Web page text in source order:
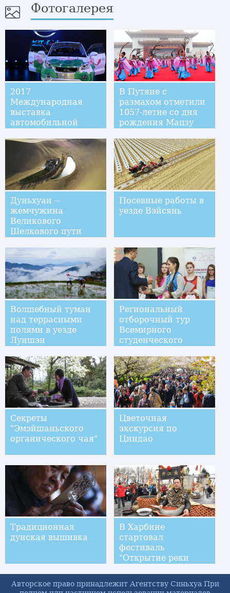
Фотогалерея
2017
Международная
выставка
автомобильной
В Путяне с
размахом отметили
1057-летие со дня
рождения Мацзу
Дуньхуан --
жемчужина
Великового
Шелкового пути
Посевные работы в
уезде Вэйсянь
Волшебный туман
над террасными
полями в уезде
Луншэн
Региональный
отборочный тур
Всемирного
студенческого
китайского языка" в
Санкт-Петербурге
Секреты
"Эмэйшаньского
органического чая"
Цветочная
экскурсия по
Циндао
Традиционная
дунская вышивка
В Харбине
стартовал
фестиваль
"Открытие реки
Авторское право принадлежит Агентству Синьхуа При